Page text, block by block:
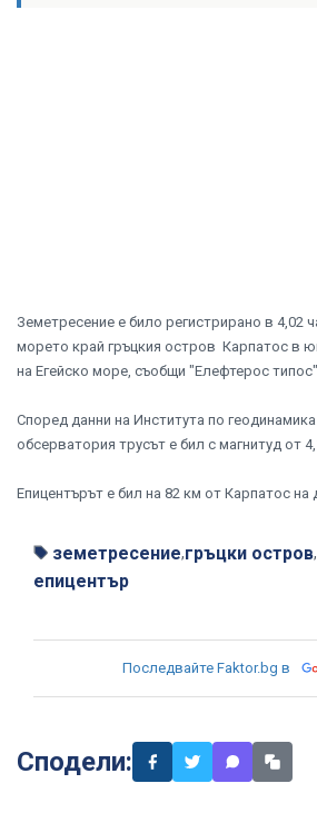
Земетресение е било регистрирано в 4,02
морето край гръцкия остров Карпатос в
на Егейско море, съобщи "Елефтерос
Според данни на Института по
обсерватория трусът е бил с магнитуд от
Епицентърът е бил на 82 км от Карпатос на
земетресение,гръцки остров,
епицентър
Последвайте Faktor.bg в
Сподели: